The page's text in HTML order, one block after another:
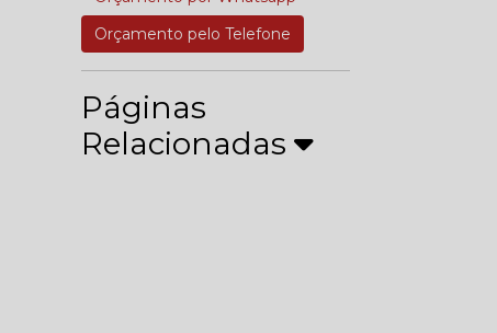
Orçamento pelo Telefone
Páginas
Relacionadas